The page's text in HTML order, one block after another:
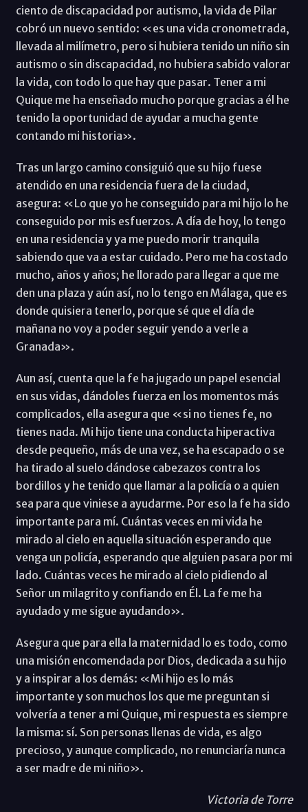
ciento de discapacidad por autismo, la vida de Pilar
cobró un nuevo sentido: «es una vida cronometrada,
llevada al milímetro, pero si hubiera tenido un niño sin
autismo o sin discapacidad, no hubiera sabido valorar
la vida, con todo lo que hay que pasar. Tener a mi
Quique me ha enseñado mucho porque gracias a él he
tenido la oportunidad de ayudar a mucha gente
contando mi historia».
Tras un largo camino consiguió que su hijo fuese
atendido en una residencia fuera de la ciudad,
asegura: «Lo que yo he conseguido para mi hijo lo he
conseguido por mis esfuerzos. A día de hoy, lo tengo
en una residencia y ya me puedo morir tranquila
sabiendo que va a estar cuidado. Pero me ha costado
mucho, años y años; he llorado para llegar a que me
den una plaza y aún así, no lo tengo en Málaga, que es
donde quisiera tenerlo, porque sé que el día de
mañana no voy a poder seguir yendo a verle a
Granada».
Aun así, cuenta que la fe ha jugado un papel esencial
en sus vidas, dándoles fuerza en los momentos más
complicados, ella asegura que «si no tienes fe, no
tienes nada. Mi hijo tiene una conducta hiperactiva
desde pequeño, más de una vez, se ha escapado o se
ha tirado al suelo dándose cabezazos contra los
bordillos y he tenido que llamar a la policía o a quien
sea para que viniese a ayudarme. Por eso la fe ha sido
importante para mí. Cuántas veces en mi vida he
mirado al cielo en aquella situación esperando que
venga un policía, esperando que alguien pasara por mi
lado. Cuántas veces he mirado al cielo pidiendo al
Señor un milagrito y confiando en Él. La fe me ha
ayudado y me sigue ayudando».
Asegura que para ella la maternidad lo es todo, como
una misión encomendada por Dios, dedicada a su hijo
y a inspirar a los demás: «Mi hijo es lo más
importante y son muchos los que me preguntan si
volvería a tener a mi Quique, mi respuesta es siempre
la misma: sí. Son personas llenas de vida, es algo
precioso, y aunque complicado, no renunciaría nunca
a ser madre de mi niño».
Victoria de Torre